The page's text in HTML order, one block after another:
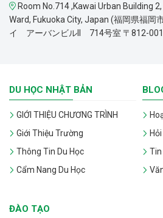
Room No.714 ,Kawai Urban Building
Ward, Fukuoka City, Japan (福岡県福岡
イ アーバンビルII 714号室 〒812-
DU HỌC NHẬT BẢN
GIỚI THIỆU CHƯƠNG TRÌNH
Giới Thiệu Trường
Thông Tin Du Học
Cẩm Nang Du Học
Tin
ĐÀO TẠO